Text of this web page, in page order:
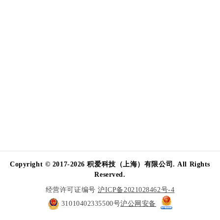
Copyright © 2017-2026 积爱科技（上海）有限公司. All Rights
Reserved.
经营许可证编号沪ICP备2021028462号-4
31010402335500号沪公网安备